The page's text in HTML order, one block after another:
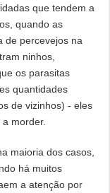
que tendem a
quando as
de percevejos na
ninhos,
os parasitas
quantidades
de vizinhos) - eles
morder.
maioria dos casos,
há muitos
a atenção por